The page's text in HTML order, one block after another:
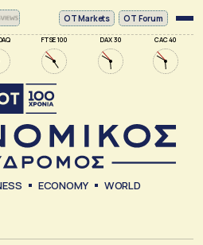
FTSE 100 DAX 30 CAC 40
ΟΤ Markets OT Forum
ECONOMY WORLD